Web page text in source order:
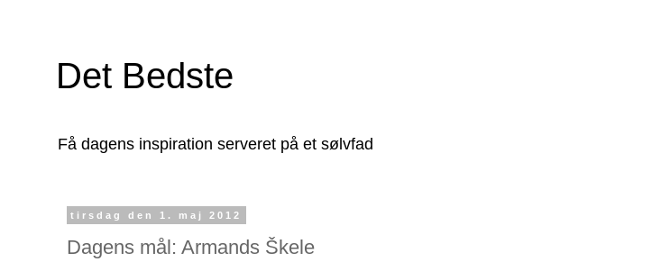
Det Bedste
Få dagens inspiration serveret på et sølvfad
tirsdag den 1. maj 2012
Dagens mål: Armands Škele